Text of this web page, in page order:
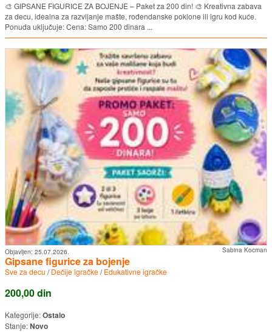
🎨 GIPSANE FIGURICE ZA BOJENJE – Paket za 200 din! 🎨 Kreativna zabava
za decu, idealna za razvijanje mašte, rođendanske poklone ili igru kod kuće.
Ponuda uključuje: Cena: Samo 200 dinara ...
Sabina Kocman
Objavljen: 25.07.2026.
Gipsane figurice za bojenje
Sve za decu /Dečije igračke/Edukativne igračke
200,00 din
Kategorije:Ostalo
Stanje:Novo